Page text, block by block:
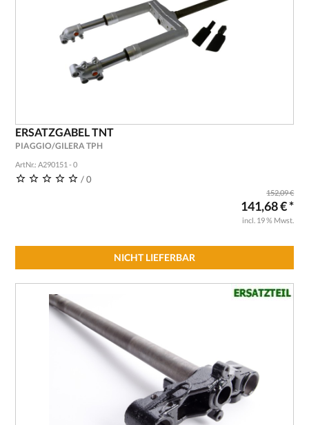
ERSATZGABEL TNT
PIAGGIO/GILERA TPH
ArtNr.: A290151 - 0
/ 0
152,09 €
141,68 € *
incl. 19 % Mwst.
NICHT LIEFERBAR